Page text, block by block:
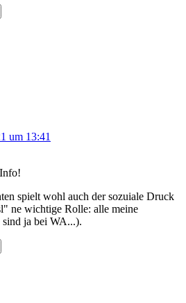
um 13:41
spielt wohl auch der sozuiale Druck
ne wichtige Rolle: alle meine
sind ja bei WA...).